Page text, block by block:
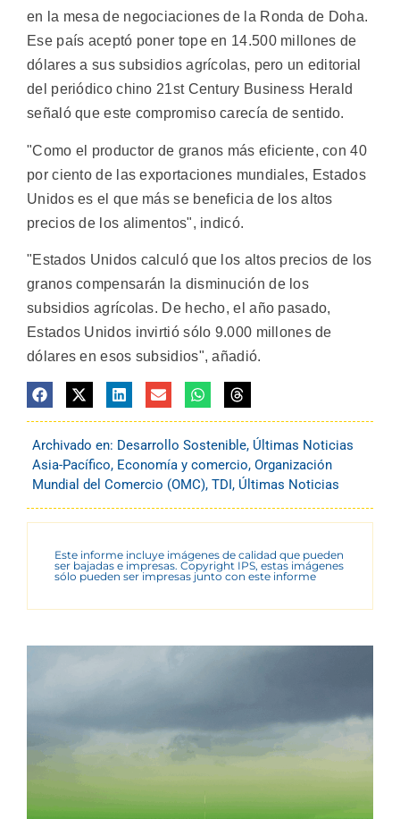
en la mesa de negociaciones de la Ronda de Doha.
Ese país aceptó poner tope en 14.500 millones de
dólares a sus subsidios agrícolas, pero un editorial
del periódico chino 21st Century Business Herald
señaló que este compromiso carecía de sentido.
"Como el productor de granos más eficiente, con 40
por ciento de las exportaciones mundiales, Estados
Unidos es el que más se beneficia de los altos
precios de los alimentos", indicó.
"Estados Unidos calculó que los altos precios de los
granos compensarán la disminución de los
subsidios agrícolas. De hecho, el año pasado,
Estados Unidos invirtió sólo 9.000 millones de
dólares en esos subsidios", añadió.
Archivado en: Desarrollo Sostenible, Últimas Noticias
Asia-Pacífico, Economía y comercio, Organización
Mundial del Comercio (OMC), TDI, Últimas Noticias
Este informe incluye imágenes de calidad que pueden
ser bajadas e impresas. Copyright IPS, estas imágenes
sólo pueden ser impresas junto con este informe